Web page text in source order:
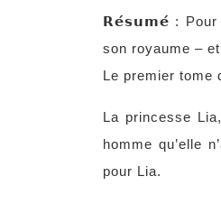
𝗥𝗲́𝘀𝘂𝗺𝗲́ : Pour
son royaume –
Le premier tome
La princesse
homme qu’elle
pour Lia.